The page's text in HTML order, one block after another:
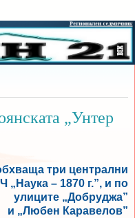
„Унтер
три централни
„Наука – 1870 г.”, и по
улиците „Добруджа”
и „Любен Каравелов”